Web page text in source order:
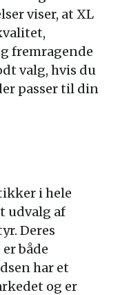
viser, at XL
fremragende
valg, hvis du
passer til din
i hele
udvalg af
Deres
både
har et
og er